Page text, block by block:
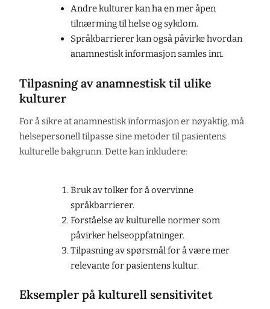
Andre kulturer kan ha en mer åpen
tilnærming til helse og sykdom.
Språkbarrierer kan også påvirke hvordan
anamnestisk informasjon samles inn.
Tilpasning av anamnestisk til ulike
kulturer
For å sikre at anamnestisk informasjon er nøyaktig, må
helsepersonell tilpasse sine metoder til pasientens
kulturelle bakgrunn. Dette kan inkludere:
Bruk av tolker for å overvinne
språkbarrierer.
Forståelse av kulturelle normer som
påvirker helseoppfatninger.
Tilpasning av spørsmål for å være mer
relevante for pasientens kultur.
Eksempler på kulturell sensitivitet